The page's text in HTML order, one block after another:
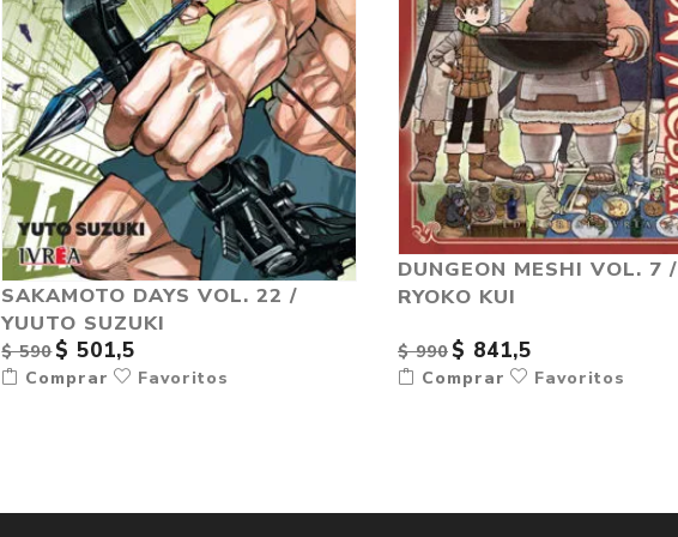
SAKAMOTO DAYS VOL. 22 /
YUUTO SUZUKI
$ 590$ 501,5
Comprar Favoritos
DUNGEON MESHI VOL. 7 /
RYOKO KUI
$ 990 $ 841,5
Comprar Favoritos